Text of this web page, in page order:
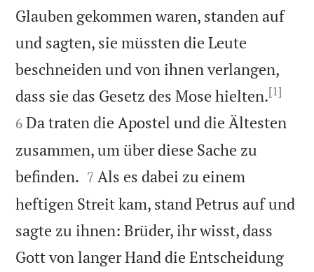
Glauben gekommen waren, standen auf
und sagten, sie müssten die Leute
beschneiden und von ihnen verlangen,
dass sie das Gesetz des Mose hielten.[1]
6 Da traten die Apostel und die Ältesten
zusammen, um über diese Sache zu
befinden. 

7 Als es dabei zu einem
heftigen Streit kam, stand Petrus auf und
sagte zu ihnen: Brüder, ihr wisst, dass
Gott von langer Hand die Entscheidung